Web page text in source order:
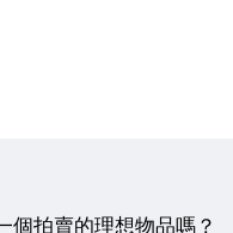
個拍賣的理想物品嗎？